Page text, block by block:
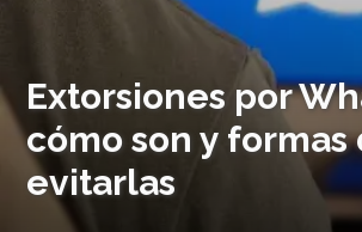
Extorsiones por
cómo son y formas
evitarlas